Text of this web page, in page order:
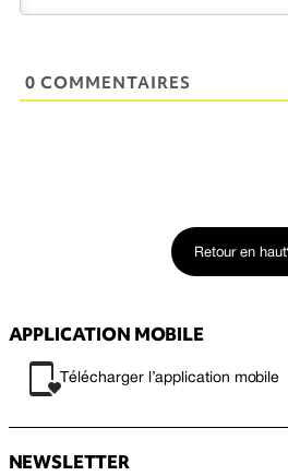
0 COMMENTAIRES
Retour en haut
APPLICATION MOBILE
Télécharger l’application mobile
NEWSLETTER